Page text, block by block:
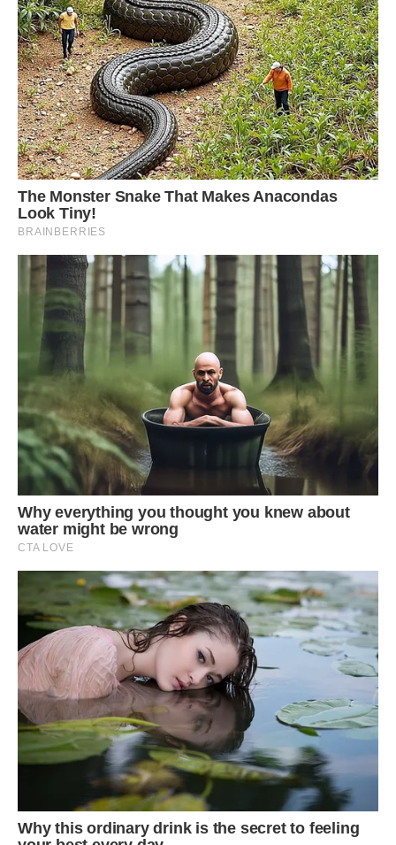
Сподобалася стаття? Поділіться з друзями на
Facebook!